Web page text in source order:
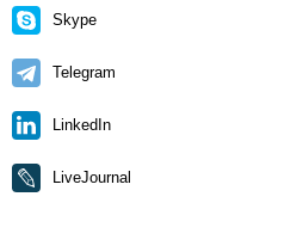
Skype
Telegram
LinkedIn
LiveJournal